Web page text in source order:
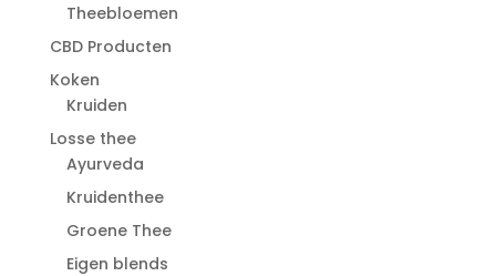
Theebloemen
CBD Producten
Koken
Kruiden
Losse thee
Ayurveda
Kruidenthee
Groene Thee
Eigen blends